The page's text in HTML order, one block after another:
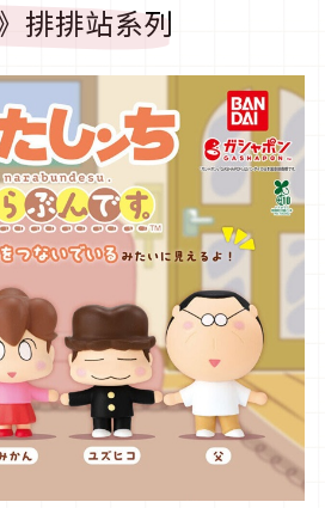
排排站系列